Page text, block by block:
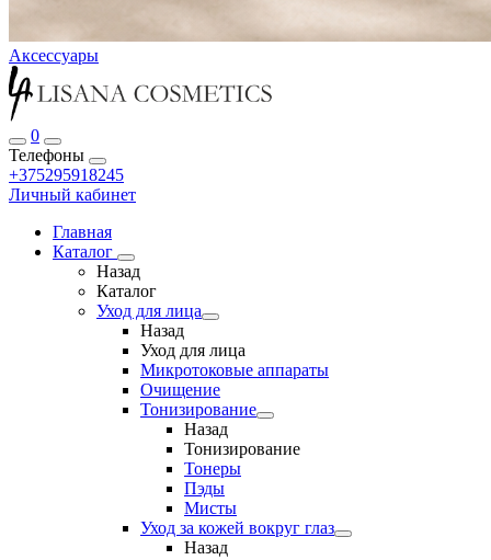
Аксессуары
0
Телефоны
+375295918245
Личный кабинет
Главная
Каталог
Назад
Каталог
Уход для лица
Назад
Уход для лица
Микротоковые аппараты
Очищение
Тонизирование
Назад
Тонизирование
Тонеры
Пэды
Мисты
Уход за кожей вокруг глаз
Назад